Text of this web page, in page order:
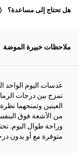
هل تحتاج إلى مساعدة؟
ملاحظات خبيرة الموضة
عدسات اليوم الواحد
تمزج بين درجات
العينين وتمنحهما
من الأشعة فوق
متوفرة مع أو بدون